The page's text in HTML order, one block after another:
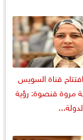
افتتاح قناة السويس
مروة قنصوة: رؤية